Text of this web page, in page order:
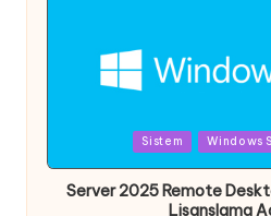
Sistem Windows
Server 2025 Remote
Lisanslama